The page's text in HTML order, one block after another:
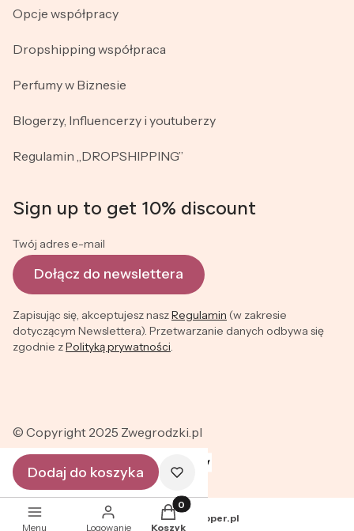
Opcje współpracy
Dropshipping współpraca
Perfumy w Biznesie
Blogerzy, Influencerzy i youtuberzy
Regulamin „DROPSHIPPING”
Sign up to get 10% discount
Twój adres e-mail
Dołącz do newslettera
Zapisując się, akceptujesz naszRegulamin (w zakresie
dotyczącym Newslettera). Przetwarzanie danych odbywa się
zgodnie zPolityką prywatności
© Copyright 2025 Zwegrodzki.pl
Sklep internetowy Shoper.pl
Dodaj do koszyka
Menu Logowanie
Produkty w koszyku: 0. Zobacz
Koszyk